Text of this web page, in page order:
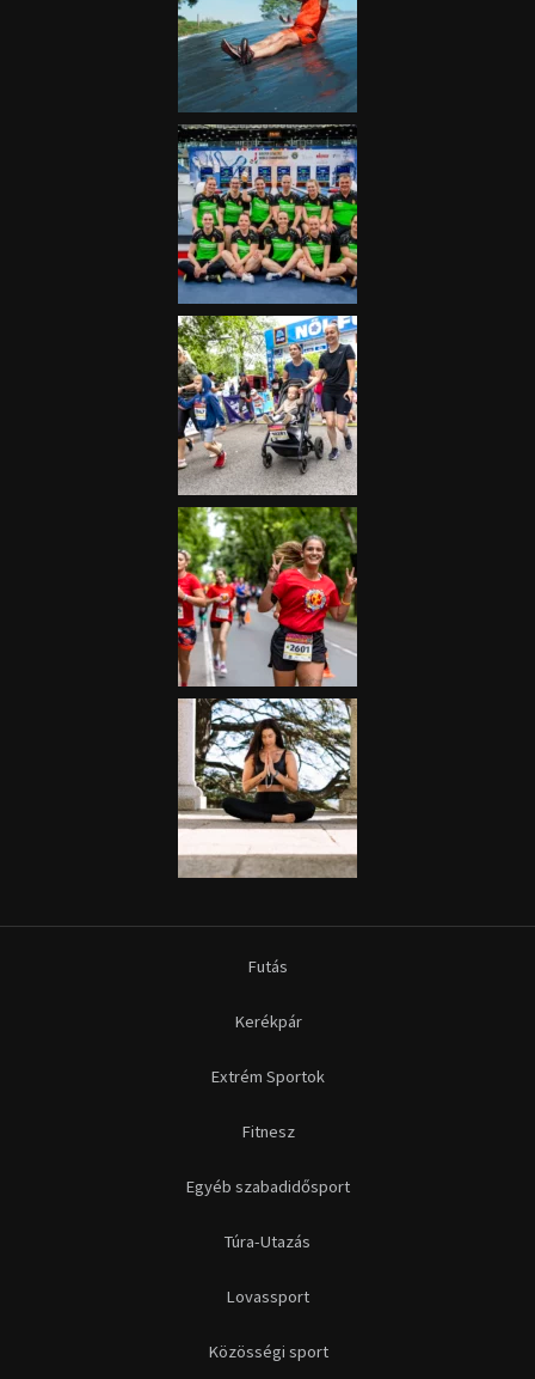
Futás
Kerékpár
Extrém Sportok
Fitnesz
Egyéb szabadidősport
Túra-Utazás
Lovassport
Közösségi sport